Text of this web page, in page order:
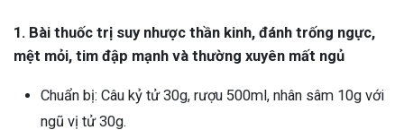
1. Bài thuốc trị suy nhược thần kinh, đánh trống ngực,
mệt mỏi, tim đập mạnh và thường xuyên mất ngủ
Chuẩn bị: Câu kỷ tử 30g, rượu 500ml, nhân sâm 10g với
ngũ vị tử 30g.